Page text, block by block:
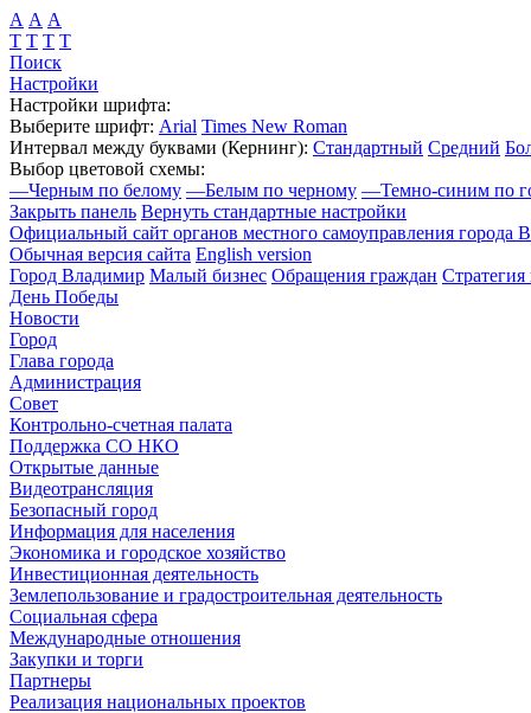
А А А
Т Т Т Т
Поиск
Настройки
Настройки шрифта:
Выберите шрифт: Arial Times New Roman
Интервал между буквами (Кернинг): Стандартный Средний
Выбор цветовой схемы:
—Черным по белому —Белым по черному —Темно-синим по
Закрыть панель Вернуть стандартные настройки
Официальный сайт органов местного самоуправления города
Обычная версия сайта English version
Город Владимир Малый бизнес Обращения граждан Стратегия
День Победы
Новости
Город
Глава города
Администрация
Совет
Контрольно-счетная палата
Поддержка СО НКО
Открытые данные
Видеотрансляция
Безопасный город
Информация для населения
Экономика и городское хозяйство
Инвестиционная деятельность
Землепользование и градостроительная деятельность
Социальная сфера
Международные отношения
Закупки и торги
Партнеры
Реализация национальных проектов